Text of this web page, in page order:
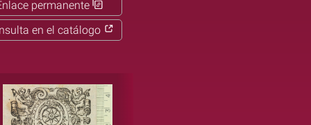
permanente
en el catálogo